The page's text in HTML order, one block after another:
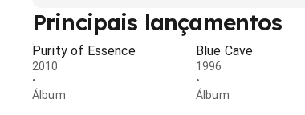
Principais lançamentos
Purity of Essence
2010
•
Álbum
Blue Cave
1996
•
Álbum